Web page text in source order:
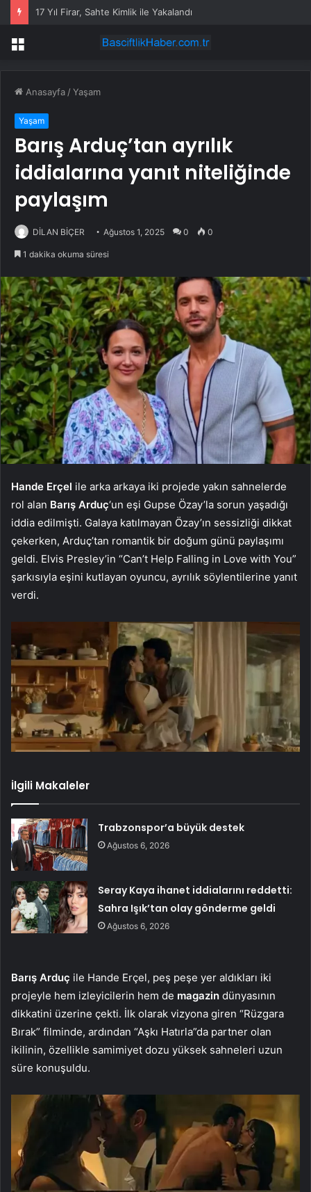
17 Yıl Firar, Sahte Kimlik ile Yakalandı
Menü
Anasayfa /Yaşam
Yaşam
Barış Arduç’tan ayrılık
iddialarına yanıt niteliğinde
paylaşım
DİLAN BİÇER Ağustos 1, 2025 0 0
1 dakika okuma süresi
Hande Erçel ile arka arkaya iki projede yakın sahnelerde
rol alan Barış Arduç‘un eşi Gupse Özay’la sorun yaşadığı
iddia edilmişti. Galaya katılmayan Özay’ın sessizliği dikkat
çekerken, Arduç’tan romantik bir doğum günü paylaşımı
geldi. Elvis Presley’in “Can’t Help Falling in Love with You”
şarkısıyla eşini kutlayan oyuncu, ayrılık söylentilerine yanıt
verdi.
İlgili Makaleler
Trabzonspor’a büyük destek
Ağustos 6, 2026
Seray Kaya ihanet iddialarını reddetti:
Sahra Işık’tan olay gönderme geldi
Ağustos 6, 2026
Barış Arduç ile Hande Erçel, peş peşe yer aldıkları iki
projeyle hem izleyicilerin hem de magazin dünyasının
dikkatini üzerine çekti. İlk olarak vizyona giren “Rüzgara
Bırak” filminde, ardından “Aşkı Hatırla”da partner olan
ikilinin, özellikle samimiyet dozu yüksek sahneleri uzun
süre konuşuldu.